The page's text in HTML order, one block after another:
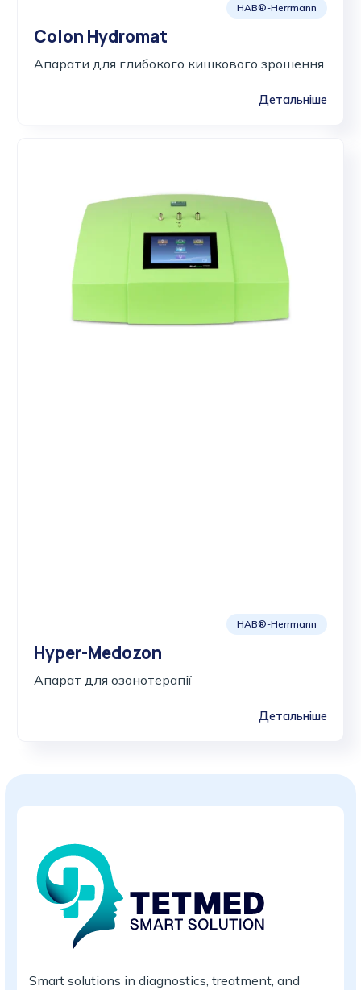
HAB®-Herrmann
Colon Hydromat
Апарати для глибокого кишкового зрошення
Детальніше
HAB®-Herrmann
Hyper-Medozon
Апарат для озонотерапії
Детальніше
Smart solutions in diagnostics, treatment, and